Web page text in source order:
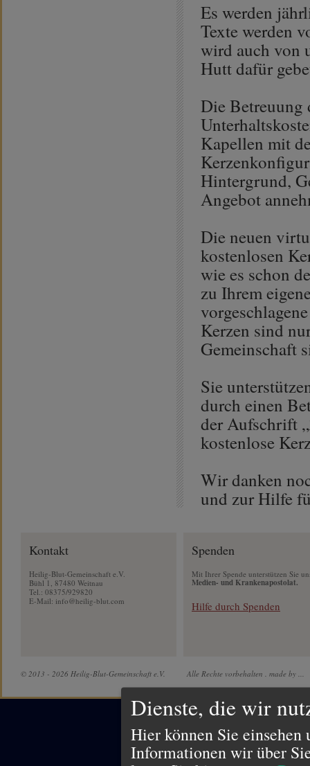
Es werden
Texte werden
wird auch von
Hutt dafür
Die Betreuung
Kapellen mit
Hintergrund,
Angebot
Die neuen
kostenlosen
wie es schon
zu Ihrem
Kerzen sind
Gemeinschaft
Sie
durch einen
der Aufschrift
kostenlose
Wir danken
und zur Hilfe
Kontakt
Heilig-Blut-Gemeinschaft e.V.
Bühl 1, 87480 Weitnau
Tel.: 08375/929820
E-Mail: info@heilig-blut.com
Spenden
Mit Ihrer Spende unterstützen Sie
Medien- und Krankenapostolat.
Hilfe durch Spenden
© 2013 - 2026 Heilig-Blut-Gemeinschaft e.V. Alle Rechte vorbehalten . made by ...
Dienste, die wir
Hier können Sie einsehen
Informationen wir über